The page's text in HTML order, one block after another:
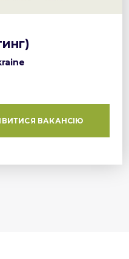
ВАКАНСІЮ